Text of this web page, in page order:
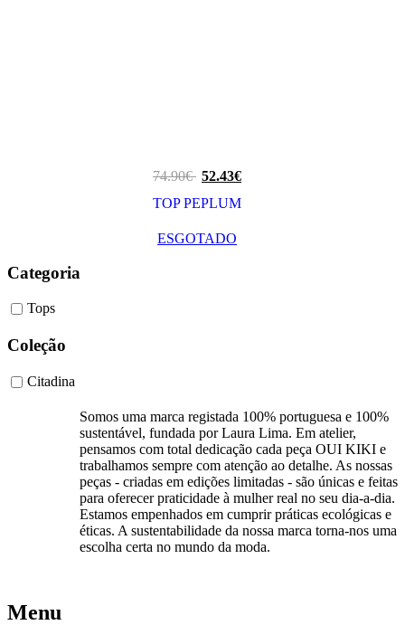
74.90€ 52.43€
TOP PEPLUM
ESGOTADO
Categoria
Tops
Coleção
Citadina
Somos uma marca registada 100% portuguesa e 100%
sustentável, fundada por Laura Lima. Em atelier,
pensamos com total dedicação cada peça OUI KIKI e
trabalhamos sempre com atenção ao detalhe. As nossas
peças - criadas em edições limitadas - são únicas e feitas
para oferecer praticidade à mulher real no seu dia-a-dia.
Estamos empenhados em cumprir práticas ecológicas e
éticas. A sustentabilidade da nossa marca torna-nos uma
escolha certa no mundo da moda.
Menu